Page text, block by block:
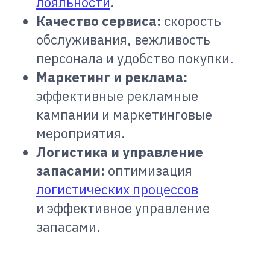
Качество сервиса: скорость
обслуживания, вежливость
персонала и удобство покупки.
Маркетинг и реклама:
эффективные рекламные
кампании и маркетинговые
мероприятия.
Логистика и управление
запасами: оптимизация
логистических процессов
и эффективное управление
запасами.